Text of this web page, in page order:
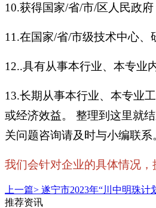
10.获得国家/省/市/区人民政
11.在国家/省/市级技术中心
12..具有从事本行业、本专业
13.长期从事本行业、本专业
或经济效益。 整理到这里就
关问题咨询请及时与小编联系
我们会针对企业的具体情况
上一篇> 遂宁市2023年“川中明珠
推荐资讯